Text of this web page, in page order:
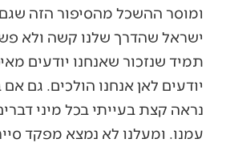
ומוסר ההשכל מהסיפור הזה
ישראל שהדרך שלנו קשה ולא
תמיד שנזכור שאנחנו יודעים
יודעים לאן אנחנו הולכים. גם
נראה קצת בעייתי בכל מיני
עמנו. ומעלנו לא נמצא מפקד